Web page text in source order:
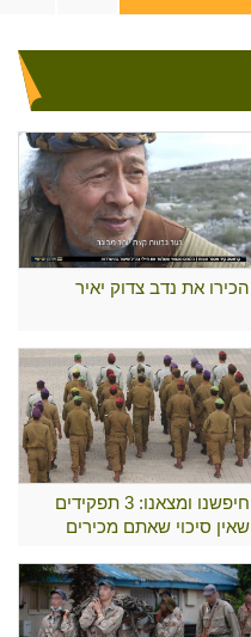
הכירו את נדב צדוק יאיר
חיפשנו ומצאנו: 3 תפקידים
שאין סיכוי שאתם מכירים